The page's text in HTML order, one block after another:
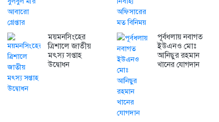
ময়মনসিংহের
ত্রিশালে জাতীয়
মৎস্য সপ্তাহ
উদ্বোধন
পূর্বধলায় নবাগত
ইউএনও মোঃ
আনিছুর রহমান
খানের যোগদান